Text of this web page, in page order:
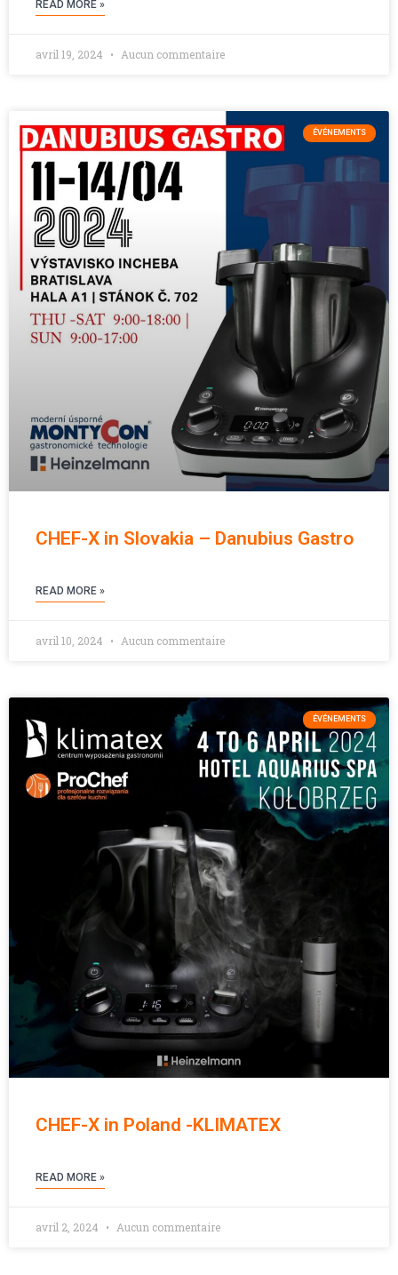
READ MORE »
avril 19, 2024 Aucun commentaire
ÉVÉNEMENTS
CHEF-X in Slovakia – Danubius Gastro
READ MORE »
avril 10, 2024 Aucun commentaire
ÉVÉNEMENTS
CHEF-X in Poland -KLIMATEX
READ MORE »
avril 2, 2024 Aucun commentaire